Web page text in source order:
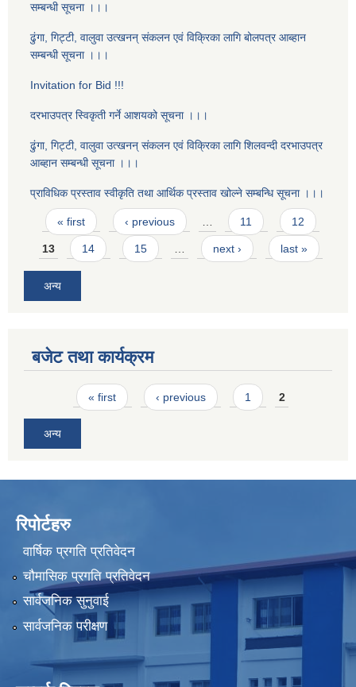
सम्बन्धी सूचना ।।।
ढुंगा, गिट्टी, वालुवा उत्खनन् संकलन एवं विक्रिका लागि बोलपत्र आब्हान
सम्बन्धी सूचना ।।।
Invitation for Bid !!!
दरभाउपत्र स्विकृती गर्ने आशयको सूचना ।।।
ढुंगा, गिट्टी, वालुवा उत्खनन् संकलन एवं विक्रिका लागि शिलवन्दी दरभाउपत्र
आब्हान सम्बन्धी सूचना ।।।
प्राविधिक प्रस्ताव स्वीकृति तथा आर्थिक प्रस्ताव खोल्ने सम्बन्धि सूचना ।।।
Pages
« first ‹ previous … 11 12
13 14 15 … next › last »
अन्य
बजेट तथा कार्यक्रम
Pages« first ‹ previous 1 2
अन्य
रिपोर्टहरु
वार्षिक प्रगति प्रतिवेदन
चौमासिक प्रगति प्रतिवेदन
सार्वजनिक सुनुवाई
सार्वजनिक परीक्षण